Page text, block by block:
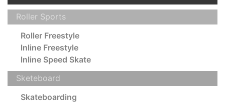
Roller Sports
Roller Freestyle
lnline Freestyle
lnline Speed Skate
Sketeboard
Skateboarding